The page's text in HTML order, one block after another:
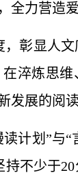
全力营造
彰显人
淬炼思
发展的阅
计划”与
不少于